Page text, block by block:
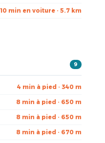
10 min en voiture · 5.7 km
9
4 min à pied · 340 m
8 min à pied · 650 m
8 min à pied · 650 m
8 min à pied · 670 m